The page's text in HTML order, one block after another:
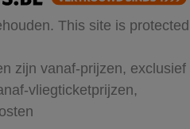
This site is protected
zijn vanaf-prijzen, exclusief
vliegticketprijzen,